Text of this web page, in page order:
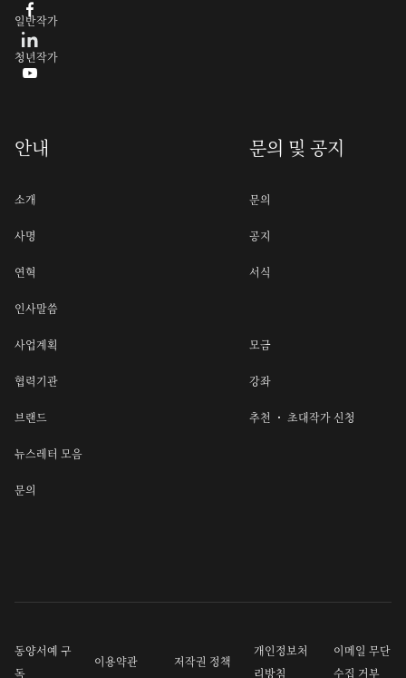
일반작가
청년작가
안내
소개
사명
연혁
인사말씀
사업계획
협력기관
브랜드
뉴스레터 모음
문의
문의 및 공지
문의
공지
서식
모금
강좌
추천 ・ 초대작가 신청
동양서예 구
독
이용약관 저작권 정책
개인정보처
리방침
이메일 무단
수집 거부

